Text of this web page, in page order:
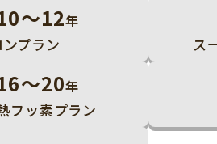
～12年
プラン ス
～20年
フッ素プラン